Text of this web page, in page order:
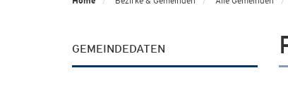
GEMEINDEDATEN